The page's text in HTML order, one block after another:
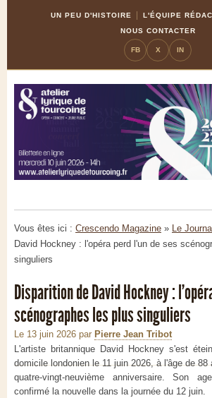
UN PEU D'HISTOIRE
L'ÉQUIPE
NOUS CONTACTER
FB X IN
Vous êtes ici : Crescendo Magazine » Le Journal
David Hockney : l'opéra perd l'un de ses
singuliers
Disparition de David Hockney :
scénographes les plus singuliers
Le 13 juin 2026 par Pierre Jean Tribot
L'artiste britannique David Hockney s'est
domicile londonien le 11 juin 2026, à l'âge de
quatre-vingt-neuvième anniversaire. Son
confirmé la nouvelle dans la journée du 12 juin.